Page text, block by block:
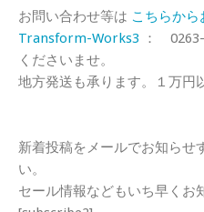
お問い合わせ等は こちらか
Transform-Works3 ：
くださいませ。
地方発送も承ります。１万円
新着投稿をメールでお知らせ
い。
セール情報などもいち早くお